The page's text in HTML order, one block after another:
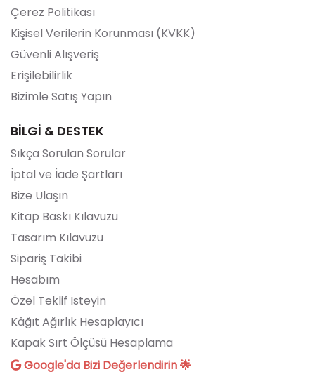
Çerez Politikası
Kişisel Verilerin Korunması (KVKK)
Güvenli Alışveriş
Erişilebilirlik
Bizimle Satış Yapın
BİLGİ & DESTEK
Sıkça Sorulan Sorular
İptal ve İade Şartları
Bize Ulaşın
Kitap Baskı Kılavuzu
Tasarım Kılavuzu
Sipariş Takibi
Hesabım
Özel Teklif İsteyin
Kâğıt Ağırlık Hesaplayıcı
Kapak Sırt Ölçüsü Hesaplama
Google'da Bizi Değerlendirin 🌟